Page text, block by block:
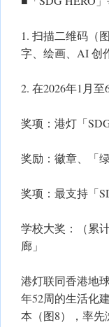
1. 扫描二维码（
字、绘画、AI 创
2. 在2026年1月
奖项：港灯「SDG
奖励：徽章、「
奖项：最支持「
学校大奖：（累
廊」
港灯联同香港地
年52周的生活化
本（图8），率先